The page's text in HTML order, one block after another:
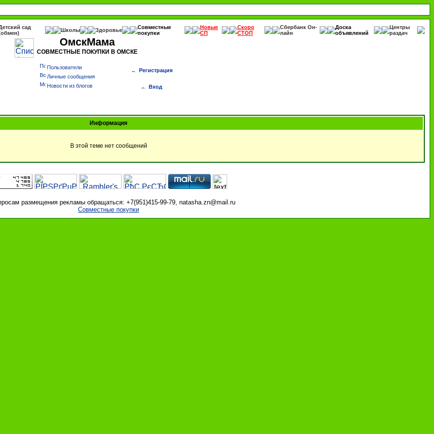
сад
Школы Здоровье
Совместные
покупки
Новые
СП
Скоро
СТОП
Сбербанк Он-
лайн
Доска
объявлений
Центры
раздач
ОмскМама
СОВМЕСТНЫЕ ПОКУПКИ В ОМСКЕ
Пользователи
Личные сообщения
Новости из блогов
Регистрация
Вход
Информация
В этой теме нет сообщений
размещения рекламы обращаться: +7(951)415-99-79, natasha.zn@mail.ru
Совместные покупки